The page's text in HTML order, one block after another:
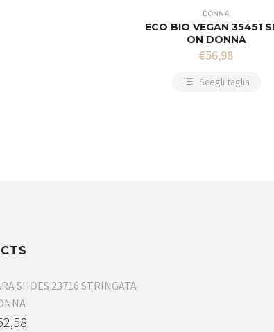
DONNA
ECO BIO VEGAN 35451
ON DONNA
€56,98
Scegli taglia
SHOES 23716 STRINGATA